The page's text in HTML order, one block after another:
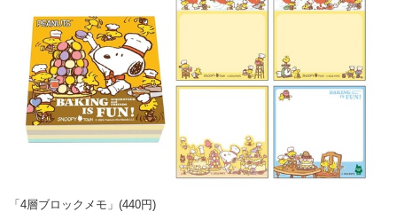
「4層ブロックメモ」(440円)